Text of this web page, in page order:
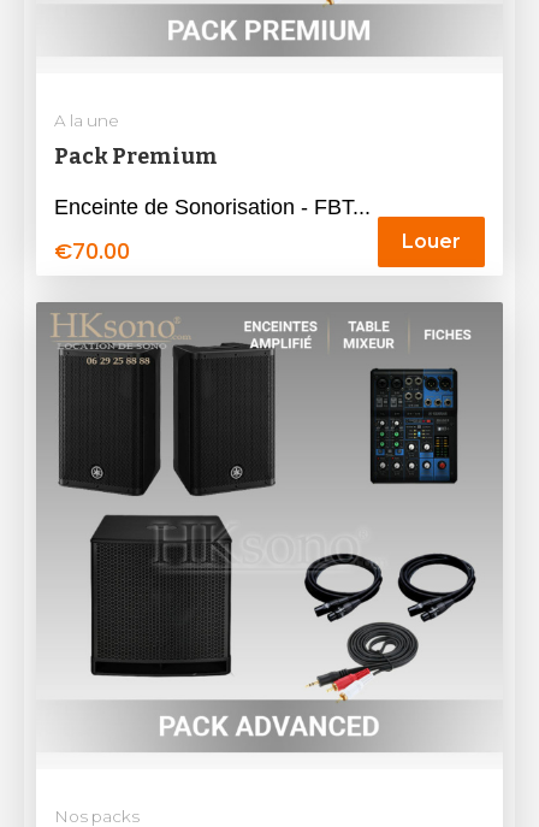
A la une
Pack Premium
Enceinte de Sonorisation - FBT...
€70.00 Louer
Nos packs